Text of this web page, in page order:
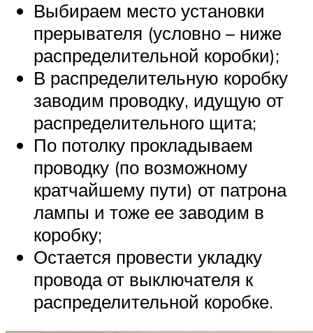
Выбираем место установки
прерывателя (условно – ниже
распределительной коробки);
В распределительную коробку
заводим проводку, идущую от
распределительного щита;
По потолку прокладываем
проводку (по возможному
кратчайшему пути) от патрона
лампы и тоже ее заводим в
коробку;
Остается провести укладку
провода от выключателя к
распределительной коробке.